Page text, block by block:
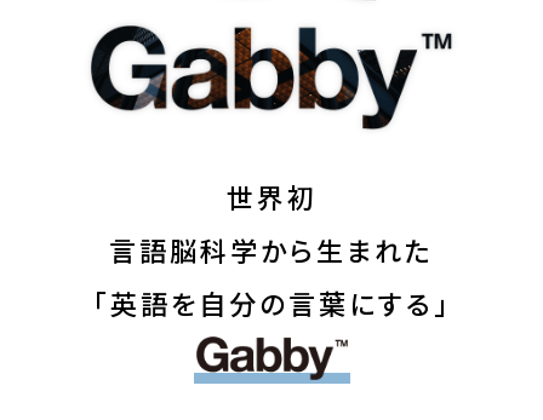
世界初
言語脳科学から生まれた
「英語を自分の言葉にする」